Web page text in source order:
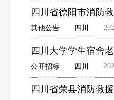
四川省德阳市消防
其他公告 四川
四川大学学生宿舍
公开招标 四川
四川省荣县消防救